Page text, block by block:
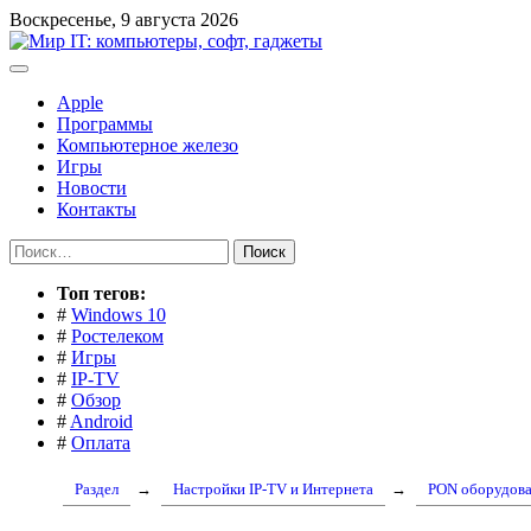
Перейти
к
содержимому
Воскресенье, 9 августа 2026
Apple
Программы
Компьютерное железо
Игры
Новости
Контакты
Найти:
Toп тегов:
# Windows 10
# Ростелеком
# Игры
# IP-TV
# Обзор
# Android
# Оплата
Раздел → Настройки IP-TV и Интернета → PON